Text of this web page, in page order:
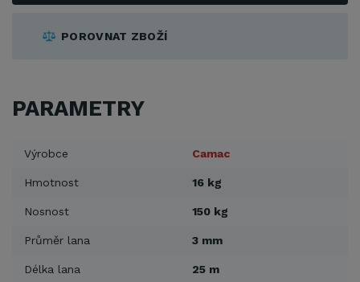
POROVNAT ZBOŽÍ
PARAMETRY
Výrobce Camac
Hmotnost 16 kg
Nosnost 150 kg
Průměr lana 3 mm
Délka lana 25 m